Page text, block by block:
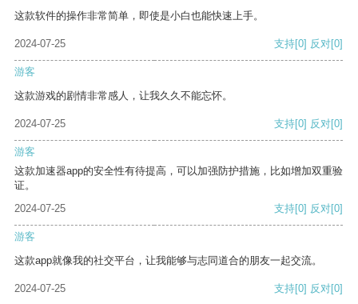
这款软件的操作非常简单，即使是小白也能快速上手。
2024-07-25 支持[0] 反对[0]
游客
这款游戏的剧情非常感人，让我久久不能忘怀。
2024-07-25 支持[0] 反对[0]
游客
这款加速器app的安全性有待提高，可以加强防护措施，比如增加双重验
证。
2024-07-25
支持[0] 反对[0]
游客
这款app就像我的社交平台，让我能够与志同道合的朋友一起交流。
2024-07-25 支持[0] 反对[0]